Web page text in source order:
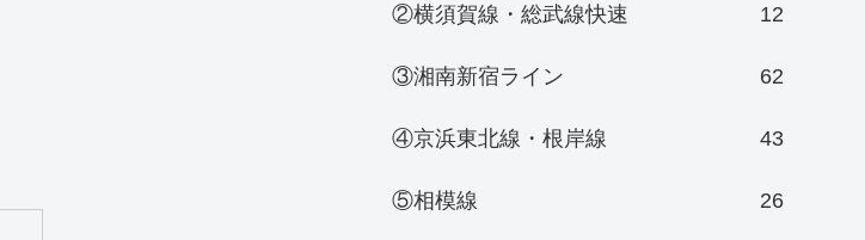
②横須賀線・総武線快速 12
③湘南新宿ライン 62
④京浜東北線・根岸線 43
⑤相模線 26